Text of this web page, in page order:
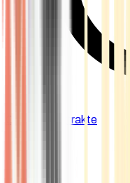
Cannabis Extrakte